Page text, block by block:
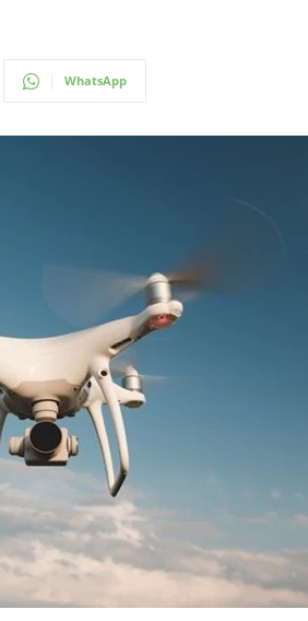
WhatsApp